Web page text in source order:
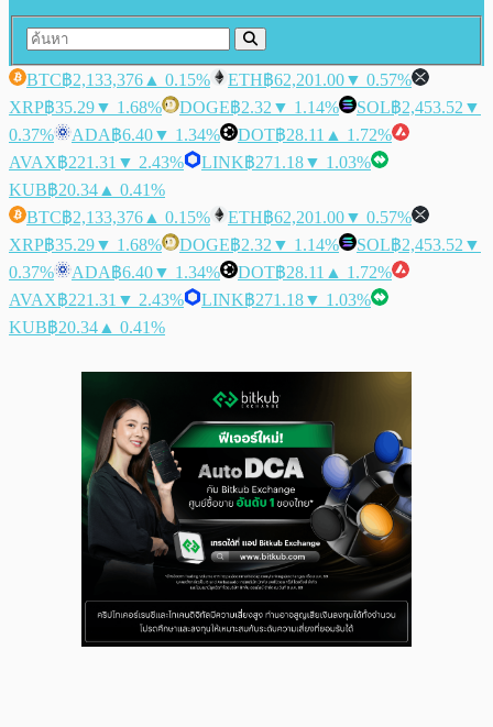
BTC฿2,133,376 ▲ 0.15% ETH฿62,201.00▼ 0.57%
XRP฿35.29▼ 1.68% DOGE฿2.32 ▼ 1.14% SOL฿2,453.52 ▼
0.37%
ADA฿6.40▼ 1.34% DOT฿28.11 ▲ 1.72%
AVAX฿221.31 ▼ 2.43% LINK฿271.18▼ 1.03%
KUB฿20.34 ▲ 0.41%
BTC฿2,133,376 ▲ 0.15% ETH฿62,201.00▼ 0.57%
XRP฿35.29▼ 1.68% DOGE฿2.32 ▼ 1.14% SOL฿2,453.52 ▼
0.37%
ADA฿6.40▼ 1.34% DOT฿28.11 ▲ 1.72%
AVAX฿221.31 ▼ 2.43% LINK฿271.18▼ 1.03%
KUB฿20.34 ▲ 0.41%